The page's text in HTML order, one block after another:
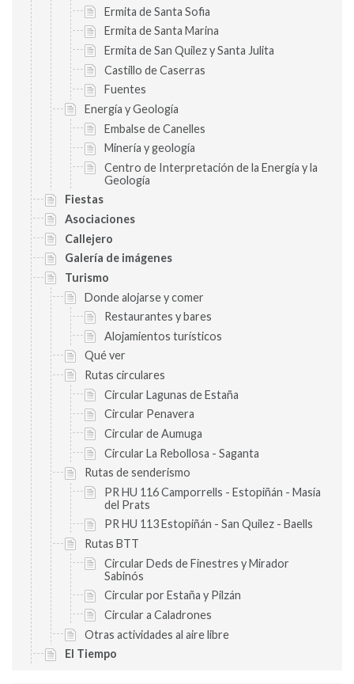
Ermita de Santa Sofia
Ermita de Santa Marina
Ermita de San Quilez y Santa Julita
Castillo de Caserras
Fuentes
Energía y Geología
Embalse de Canelles
Minería y geología
Centro de Interpretación de la Energía y la
Geología
Fiestas
Asociaciones
Callejero
Galería de imágenes
Turismo
Donde alojarse y comer
Restaurantes y bares
Alojamientos turísticos
Qué ver
Rutas circulares
Circular Lagunas de Estaña
Circular Penavera
Circular de Aumuga
Circular La Rebollosa - Saganta
Rutas de senderismo
PR HU 116 Camporrells - Estopiñán - Masía
del Prats
PR HU 113 Estopiñán - San Quilez - Baells
Rutas BTT
Circular Deds de Finestres y Mirador
Sabinós
Circular por Estaña y Pilzán
Circular a Caladrones
Otras actividades al aire libre
El Tiempo